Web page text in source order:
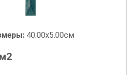
40.00x5.00см